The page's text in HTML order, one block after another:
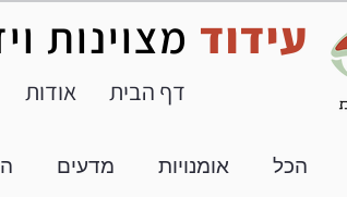
עידוד מצוינות
דף הבית אודות
הכל אומנויות מדעים